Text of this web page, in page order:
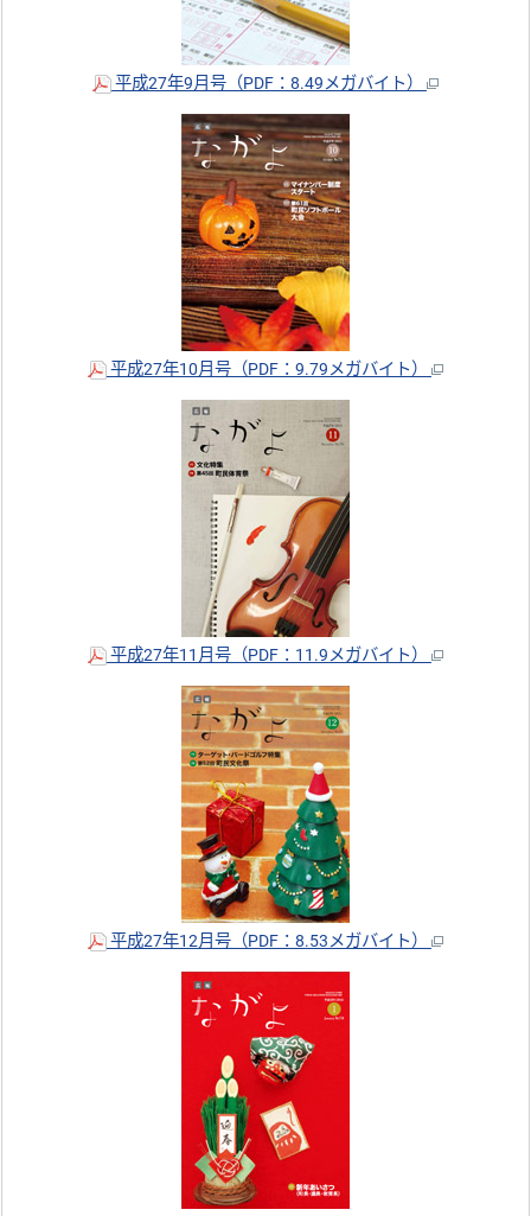
平成27年9月号（PDF：8.49メガバイト）
平成27年10月号（PDF：9.79メガバイト）
平成27年11月号（PDF：11.9メガバイト）
平成27年12月号（PDF：8.53メガバイト）